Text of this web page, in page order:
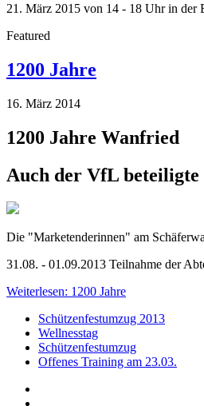
21. März 2015 von 14 - 18 Uhr in der
Featured
1200 Jahre
16. März 2014
1200 Jahre Wanfried
Auch der VfL beteiligte
Die "Marketenderinnen" am
31.08. - 01.09.2013 Teilnahme der
Weiterlesen: 1200 Jahre
Schützenfestumzug 2013
Wellnesstag
Schützenfestumzug
Offenes Training am 23.03.